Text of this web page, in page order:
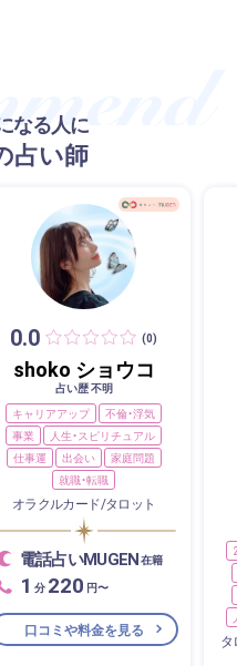
なる人に
占い師
0.0 (0)
shoko ショウコ
占い歴 不明
キャリアアップ
不倫・浮気
事業
人生・スピリチュアル
仕事運
出会い
家庭問題
就職・転職
オラクルカード/タロット
電話占いMUGEN在籍
1 分 220 円〜
口コミや料金を見る